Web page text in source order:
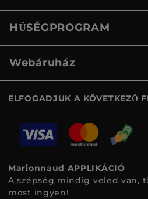
HŰSÉGPROGRAM
Webáruház
ELFOGADJUK A KÖVETKEZŐ
Marionnaud APPLIKÁCIÓ
A szépség mindig veled van,
most ingyen!